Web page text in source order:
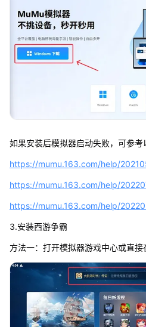
如果安装后模拟器启动失败，可参考
https://mumu.163.com/help/
https://mumu.163.com/help/
https://mumu.163.com/help/
3.安装西游争霸
方法一：打开模拟器游戏中心或直接